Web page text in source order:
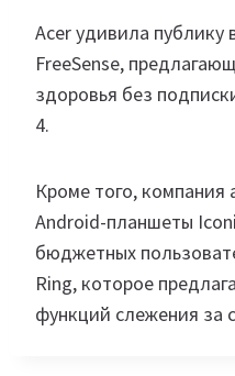
Acer удивила публику
FreeSense,
здоровья без
4.
Кроме того, компания
Android-планшеты
бюджетных
Ring, которое
функций слежения за